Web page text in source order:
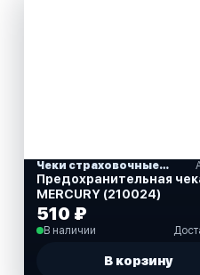
Чеки страховочные и кнопки остановки
Предохранительная
MERCURY (210024)
510 ₽
В наличии
В корзину